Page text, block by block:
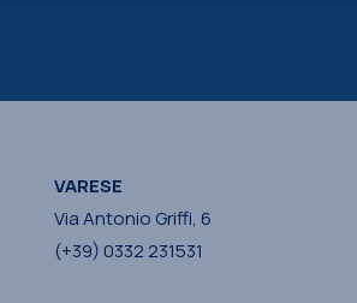
VARESE
Via Antonio Griffi, 6
(+39) 0332 231531